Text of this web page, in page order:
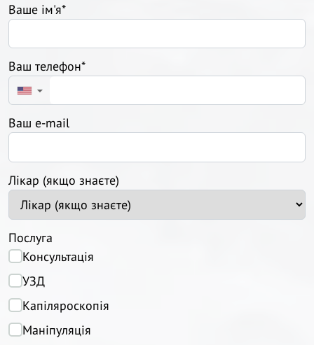
Ваше ім'я*
Ваш телефон*
▼
Ваш e-mail
Лікар (якщо знаєте)
Послуга
Консультація
УЗД
Капіляроскопія
Маніпуляція